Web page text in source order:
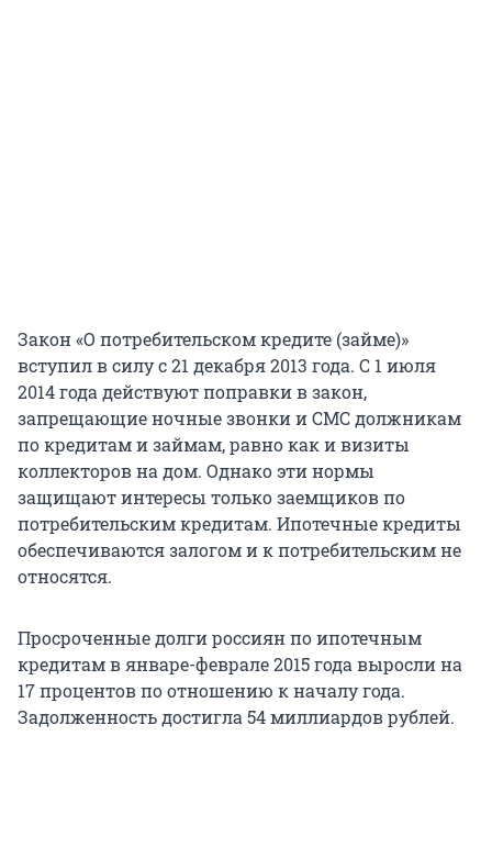
Закон «О потребительском кредите (займе)»
вступил в силу с 21 декабря 2013 года. С 1 июля
2014 года действуют поправки в закон,
запрещающие ночные звонки и СМС должникам
по кредитам и займам, равно как и визиты
коллекторов на дом. Однако эти нормы
защищают интересы только заемщиков по
потребительским кредитам. Ипотечные кредиты
обеспечиваются залогом и к потребительским не
относятся.
Просроченные долги россиян по ипотечным
кредитам в январе-феврале 2015 года выросли на
17 процентов по отношению к началу года.
Задолженность достигла 54 миллиардов рублей.